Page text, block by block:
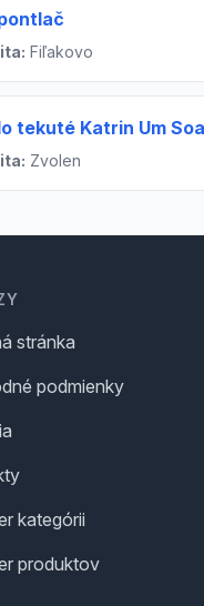
Fiľakovo
tekuté Katrin Um
Zvolen
stránka
podmienky
kategórii
produktov